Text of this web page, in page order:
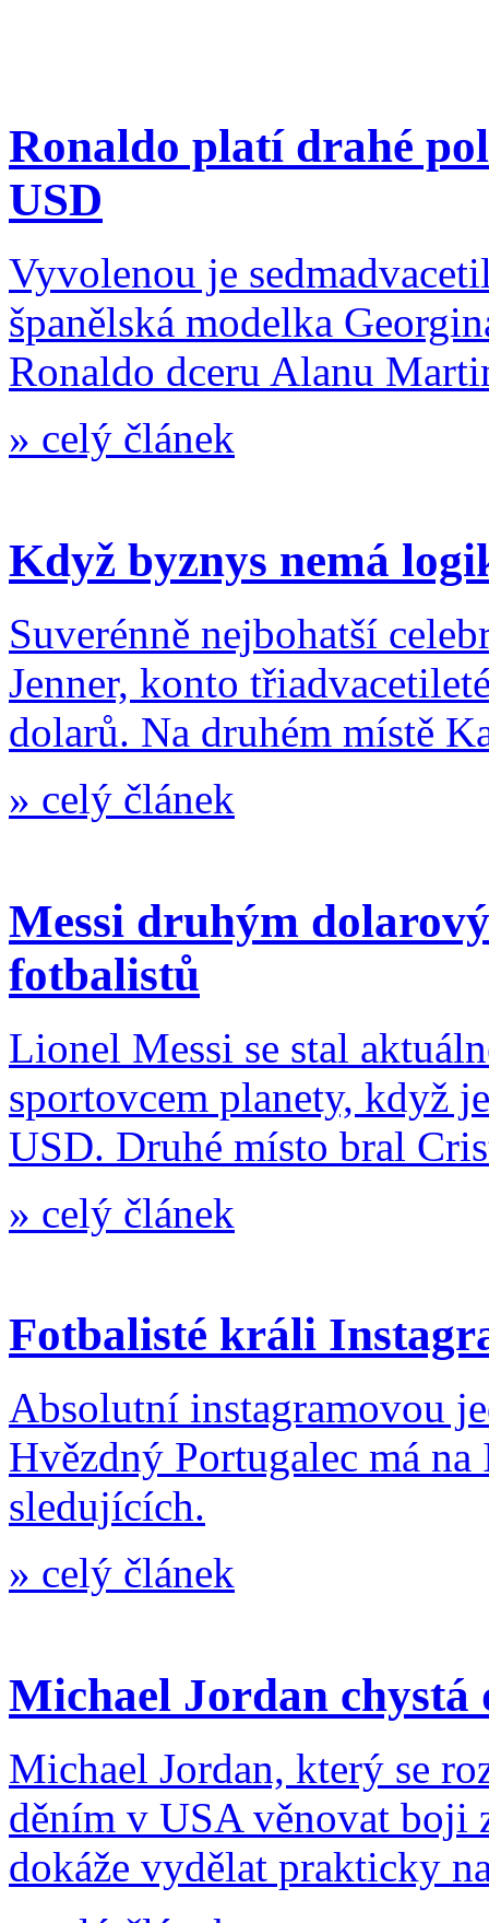
Ronaldo platí drahé
USD
Vyvolenou je
španělská modelka
Ronaldo dceru Alanu
» celý článek
Když byznys nemá
Suverénně nejbohatší
Jenner, konto
dolarů. Na druhém místě
» celý článek
Messi druhým
fotbalistů
Lionel Messi se stal
sportovcem planety, když
USD. Druhé místo bral
» celý článek
Fotbalisté králi
Absolutní instagramovou
Hvězdný Portugalec má
sledujících.
» celý článek
Michael Jordan chystá
Michael Jordan, který se
děním v USA věnovat boji
dokáže vydělat prakticky